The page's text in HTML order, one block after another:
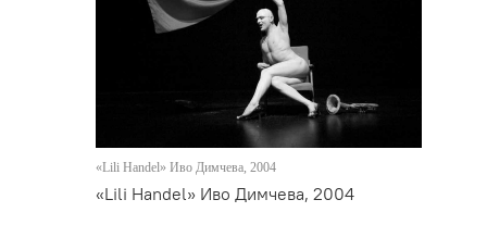
«Lili Handel» Иво Димчева, 2004
«Lili Handel» Иво Димчева, 2004